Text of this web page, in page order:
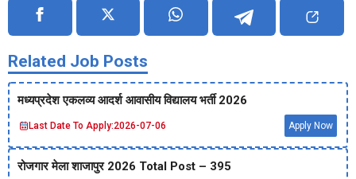
Related Job Posts
मध्‍यप्रदेश एकलव्‍य आदर्श आवासीय विद्यालय भर्ती 2026
Last Date To Apply:2026-07-06 Apply Now
रोजगार मेला शाजापुर 2026 Total Post – 395